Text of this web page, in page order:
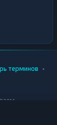
терминов •